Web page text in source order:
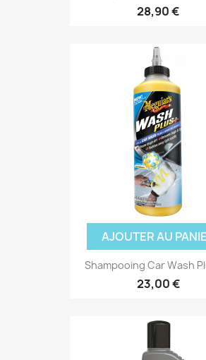
28,90 €
AJOUTER AU
Shampooing Car Wash
23,00 €